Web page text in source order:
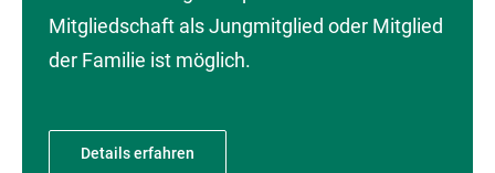
Mitgliedschaft als Jungmitglied oder Mitglied
der Familie ist möglich.
Details erfahren